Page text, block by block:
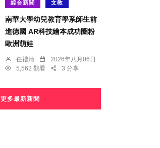
綜合新聞 文教
南華大學幼兒教育學系師生前
進德國 AR科技繪本成功圈粉
歐洲萌娃
任禮清
2026年八月06日
5,562 觀看
3 分享
更多最新新聞